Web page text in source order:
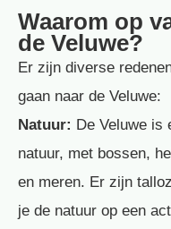
Waarom op
de Veluwe?
Er zijn diverse
gaan naar de Veluwe:
Natuur: De Veluwe is
natuur, met bossen,
en meren. Er zijn
je de natuur op een